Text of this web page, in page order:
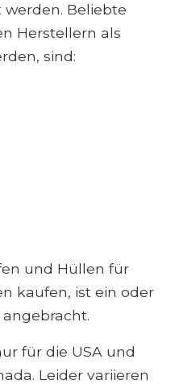
Beliebte
Herstellern als
sind:
und Hüllen für
kaufen, ist ein oder
für die USA und
Leider variieren